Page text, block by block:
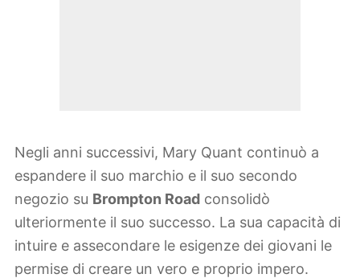
Negli anni successivi, Mary Quant continuò a
espandere il suo marchio e il suo secondo
negozio su Brompton Road consolidò
ulteriormente il suo successo. La sua capacità di
intuire e assecondare le esigenze dei giovani le
permise di creare un vero e proprio impero.